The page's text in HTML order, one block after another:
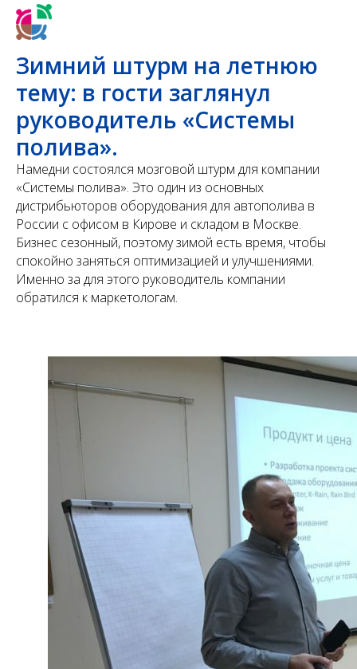
Зимний штурм на летнюю
тему: в гости заглянул
руководитель «Системы
полива».
Намедни состоялся мозговой штурм для компании
«Системы полива». Это один из основных
дистрибьюторов оборудования для автополива в
России с офисом в Кирове и складом в Москве.
Бизнес сезонный, поэтому зимой есть время, чтобы
спокойно заняться оптимизацией и улучшениями.
Именно за для этого руководитель компании
обратился к маркетологам.